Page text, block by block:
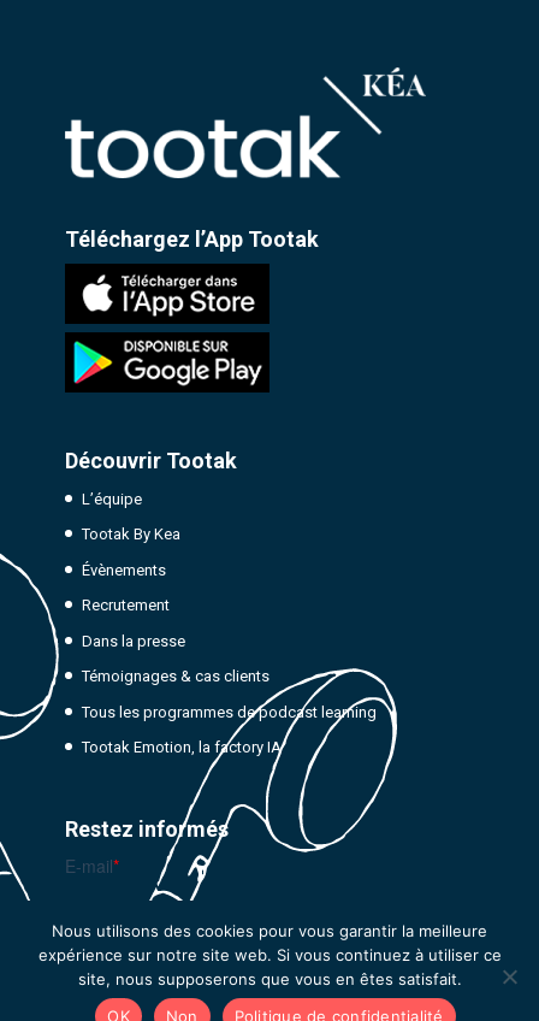
Téléchargez l’App Tootak
Découvrir Tootak
L’équipe
Tootak By Kea
Évènements
Recrutement
Dans la presse
Témoignages & cas clients
Tous les programmes de podcast learning
Tootak Emotion, la factory IA
Restez informés
Nous utilisons des cookies pour vous garantir la meilleure
expérience sur notre site web. Si vous continuez à utiliser ce
site, nous supposerons que vous en êtes satisfait.
OK
Non Politique de confidentialité